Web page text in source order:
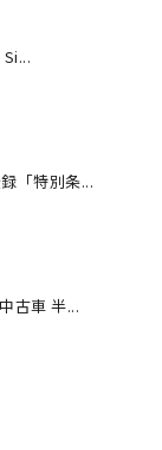
「特別条...
古車 半...